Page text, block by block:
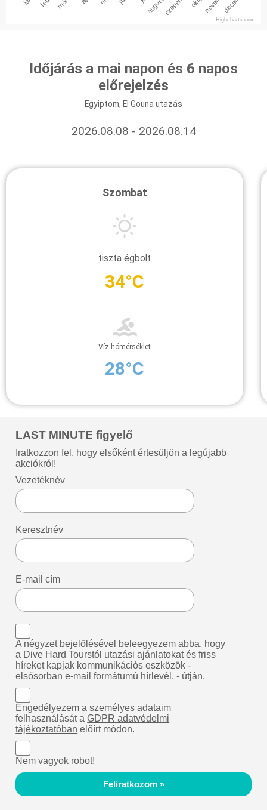
Highcharts.com
Időjárás a mai napon és 6 napos
előrejelzés
Egyiptom, El Gouna utazás
2026.08.08 - 2026.08.14
Szombat
tiszta égbolt
34°C
Víz hőmérséklet
28°C
LAST MINUTE figyelő
Iratkozzon fel, hogy elsőként értesüljön a legújabb
akciókról!
Vezetéknév
Keresztnév
E-mail cím
A négyzet bejelölésével beleegyezem abba, hogy
a Dive Hard Tourstól utazási ajánlatokat és friss
híreket kapjak kommunikációs eszközök -
elsősorban e-mail formátumú hírlevél, - útján.
Engedélyezem a személyes adataim
felhasználását aGDPR adatvédelmi
tájékoztatóban előírt módon.
Nem vagyok robot!
Feliratkozom »